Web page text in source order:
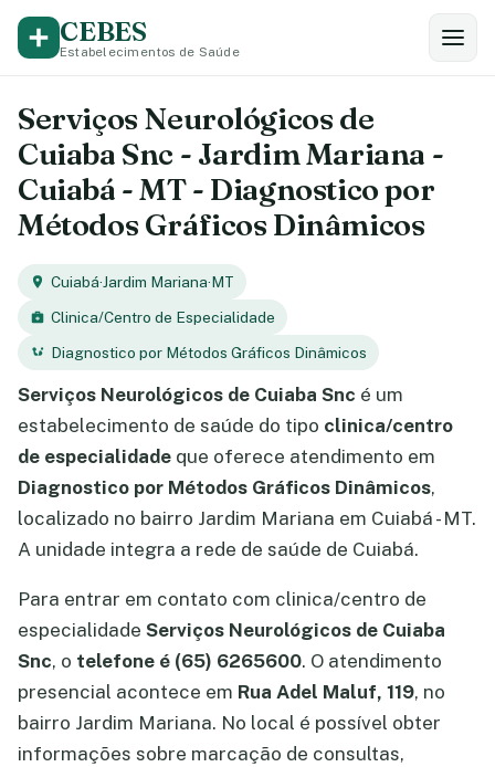
CEBES
Estabelecimentos de Saúde
Serviços Neurológicos de
Cuiaba Snc - Jardim Mariana -
Cuiabá - MT - Diagnostico por
Métodos Gráficos Dinâmicos
Cuiabá·Jardim Mariana·MT
Clinica/Centro de Especialidade
Diagnostico por Métodos Gráficos Dinâmicos
Serviços Neurológicos de Cuiaba Snc é um
estabelecimento de saúde do tipo clinica/centro
de especialidade que oferece atendimento em
Diagnostico por Métodos Gráficos Dinâmicos,
localizado no bairro Jardim Mariana em Cuiabá - MT.
A unidade integra a rede de saúde de Cuiabá.
Para entrar em contato com clinica/centro de
especialidade Serviços Neurológicos de Cuiaba
Snc, o telefone é (65) 6265600. O atendimento
presencial acontece em Rua Adel Maluf, 119, no
bairro Jardim Mariana. No local é possível obter
informações sobre marcação de consultas,